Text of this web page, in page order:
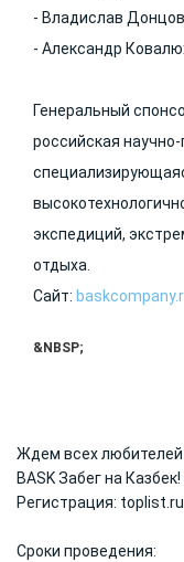
- Владислав Донцов
- Александр
Генеральный
российская
экспедиций,
отдыха.
Сайт:
&NBSP;
Ждем всех
BASK Забег на Казбек!
Регистрация:
Сроки проведения: